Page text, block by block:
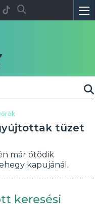
tüzet
már ötödik
kapujánál.
keresési